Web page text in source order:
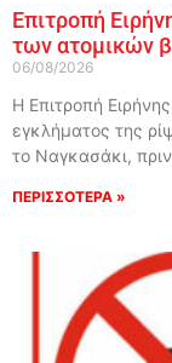
Επιτροπή
των ατομικών
06/08/2026
Η Επιτροπή
εγκλήματος της
το Ναγκασάκι,
ΠΕΡΙΣΣΟΤΕΡΑ »